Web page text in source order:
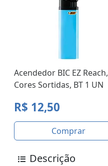
Acendedor BIC EZ Reach,
Cores Sortidas, BT 1 UN
R$ 12,50
Comprar
Descrição